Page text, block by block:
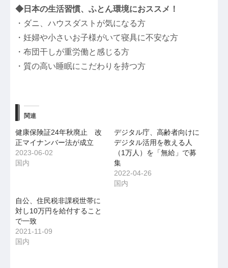
◆日本の生活習慣、ふとん環境におススメ！
・ダニ、ハウスダストが気になる方
・妊婦や小さいお子様がいて寝具に不安な方
・布団干しが重労働と感じる方
・質の高い睡眠にこだわりを持つ方
関連
健康保険証24年秋廃止 改
正マイナンバー法が成立
2023-06-02
国内
デジタル庁、高齢者向けに
デジタル活用を教える人
（1万人）を「無給」で募
集
2022-04-26
国内
自公、住民税非課税世帯に
対し10万円を給付すること
で一致
2021-11-09
国内